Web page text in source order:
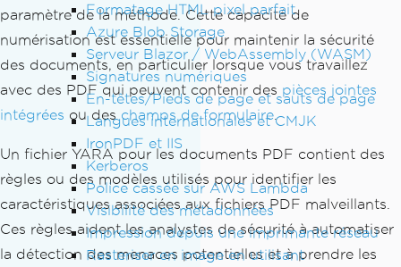
Formatage HTML pixel parfait
Azure Blob Storage
Serveur Blazor / WebAssembly (WASM)
Signatures numériques
En-têtes/Pieds de page et sauts de page
Langues internationales et CMJK
IronPDF et IIS
Kerberos
Police cassée sur AWS Lambda
Visibilité des métadonnées
Impression depuis une imprimante réseau
Rasteriser en image en utilisant
paramètre de la méthode. Cette capacité de
numérisation est essentielle pour maintenir la sécurité
des documents, en particulier lorsque vous travaillez
avec des PDF qui peuvent contenir des pièces jointes
intégrées ou deschamps de formulaire.
Un fichier YARA pour les documents PDF contient des
règles ou des modèles utilisés pour identifier les
caractéristiques associées aux fichiers PDF malveillants.
Ces règles aident les analystes de sécurité à automatiser
la détection des menaces potentielles et à prendre les